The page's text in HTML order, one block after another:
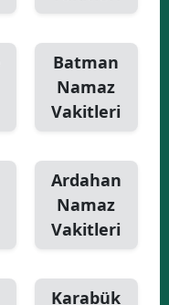
Batman
Namaz
Vakitleri
Ardahan
Namaz
Vakitleri
Karabük